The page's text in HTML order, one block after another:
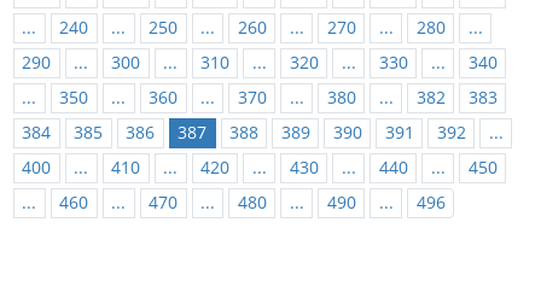
...
240 ... 250 ... 260 ... 270 ... 280
...
290
... 300 ... 310 ... 320 ... 330 ...
340
...
350 ... 360 ... 370 ... 380 ... 382
383
384
385 386 387 388 389 390 391 392
...
400
... 410 ... 420 ... 430 ... 440 ...
450
...
460 ... 470 ... 480 ... 490 ... 496